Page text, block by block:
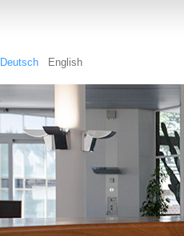
Deutsch English